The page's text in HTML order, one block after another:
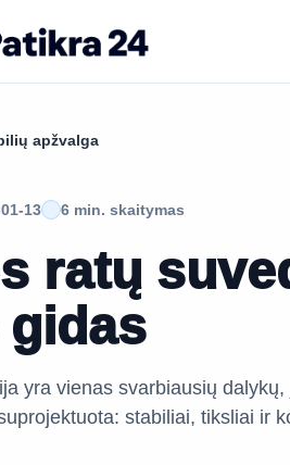
apžvalga
13 6 min. skaitymas
ratų
yra vienas svarbiausių
stabiliai, tiksliai ir